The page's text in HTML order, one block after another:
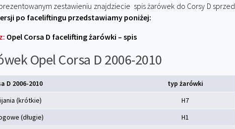
zestawieniu znajdziecie spis żarówek do Corsy D sprzed
po faceliftingu przedstawiamy poniżej:
Opel Corsa D facelifting żarówki – spis
Opel Corsa D 2006-2010
D 2006-2010
typ żarówki
(krótkie)
H7
(długie)
H1